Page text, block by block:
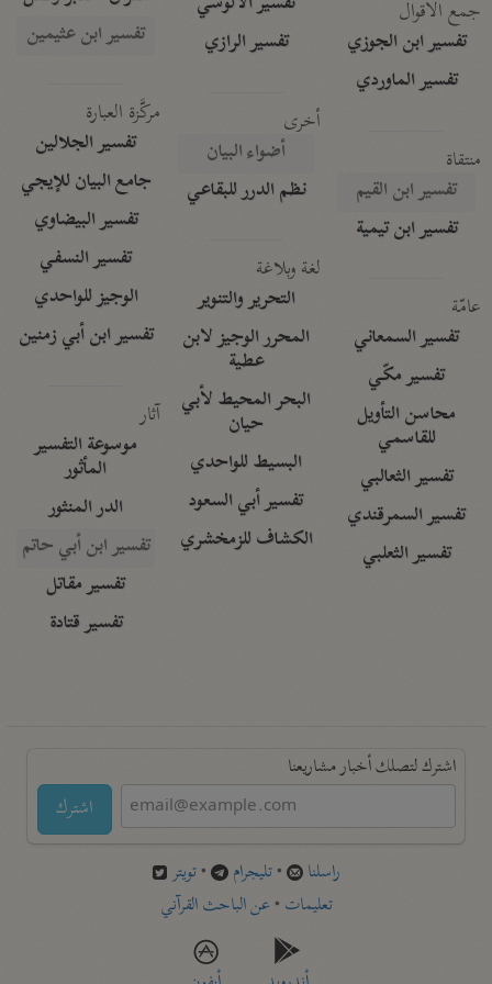
جمع الأقوال
تفسير ابن الجوزي
تفسير الماوردي
منتقاة
تفسير ابن القيم
تفسير ابن تيمية
عامّة
تفسير السمعاني
تفسير مكّي
محاسن التأويل
للقاسمي
تفسير الثعالبي
تفسير السمرقندي
تفسير الثعلبي
تفسير الرازي
أخرى
أضواء البيان
نظم الدرر للبقاعي
لغة وبلاغة
التحرير والتنوير
المحرر الوجيز لابن
عطية
البحر المحيط لأبي
حيان
البسيط للواحدي
تفسير أبي السعود
الكشاف للزمخشري
تفسير ابن عثيمين
مركَّزة العبارة
تفسير الجلالين
جامع البيان للإيجي
تفسير البيضاوي
تفسير النسفي
الوجيز للواحدي
تفسير ابن أبي زمنين
آثار
موسوعة التفسير
المأثور
الدر المنثور
تفسير ابن أبي حاتم
تفسير مقاتل
تفسير قتادة
اشترك لتصلك أخبار مشاريعنا
اشترك
راسلنا •تليجرام •تويتر
تعليمات •عن الباحث القرآني